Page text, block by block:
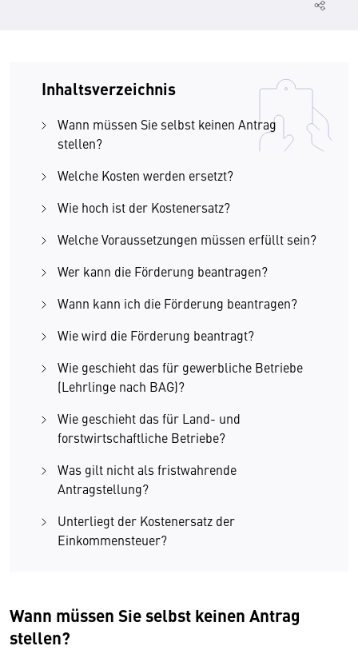
Inhaltsverzeichnis
Wann müssen Sie selbst keinen Antrag
stellen?
Welche Kosten werden ersetzt?
Wie hoch ist der Kostenersatz?
Welche Voraussetzungen müssen erfüllt sein?
Wer kann die Förderung beantragen?
Wann kann ich die Förderung beantragen?
Wie wird die Förderung beantragt?
Wie geschieht das für gewerbliche Betriebe
(Lehrlinge nach BAG)?
Wie geschieht das für Land- und
forstwirtschaftliche Betriebe?
Was gilt nicht als fristwahrende
Antragstellung?
Unterliegt der Kostenersatz der
Einkommensteuer?
Wann müssen Sie selbst keinen Antrag
stellen?